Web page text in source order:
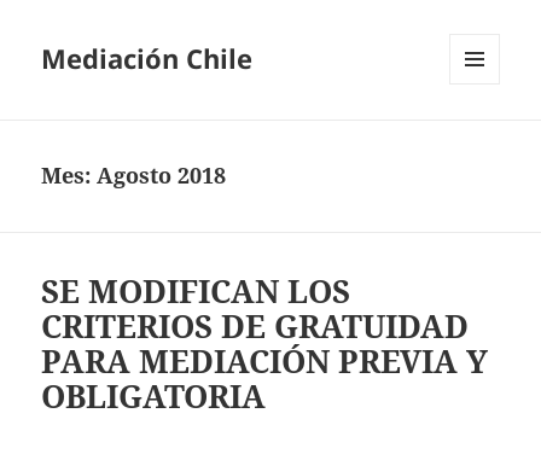
Mediación Chile
Mes:Agosto 2018
SE MODIFICAN LOS
CRITERIOS DE GRATUIDAD
PARA MEDIACIÓN PREVIA Y
OBLIGATORIA